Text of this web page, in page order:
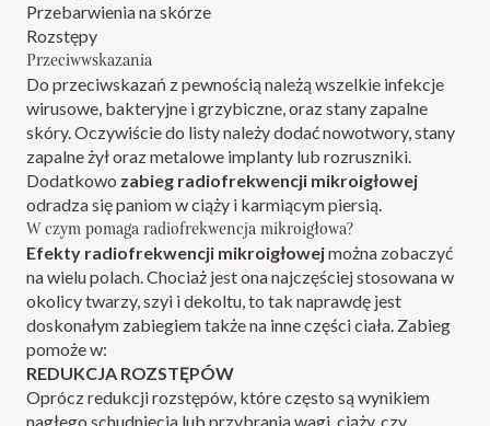
Przebarwienia na skórze
Rozstępy
Przeciwwskazania
Do przeciwskazań z pewnością należą wszelkie infekcje
wirusowe, bakteryjne i grzybiczne, oraz stany zapalne
skóry. Oczywiście do listy należy dodać nowotwory, stany
zapalne żył oraz metalowe implanty lub rozruszniki.
Dodatkowo zabieg radiofrekwencji mikroigłowej
odradza się paniom w ciąży i karmiącym piersią.
W czym pomaga radiofrekwencja mikroigłowa?
Efekty radiofrekwencji mikroigłowejmożna zobaczyć
na wielu polach. Chociaż jest ona najczęściej stosowana w
okolicy twarzy, szyi i dekoltu, to tak naprawdę jest
doskonałym zabiegiem także na inne części ciała. Zabieg
pomoże w:
REDUKCJA ROZSTĘPÓW
Oprócz redukcji rozstępów, które często są wynikiem
nagłego schudnięcia lub przybrania wagi, ciąży, czy